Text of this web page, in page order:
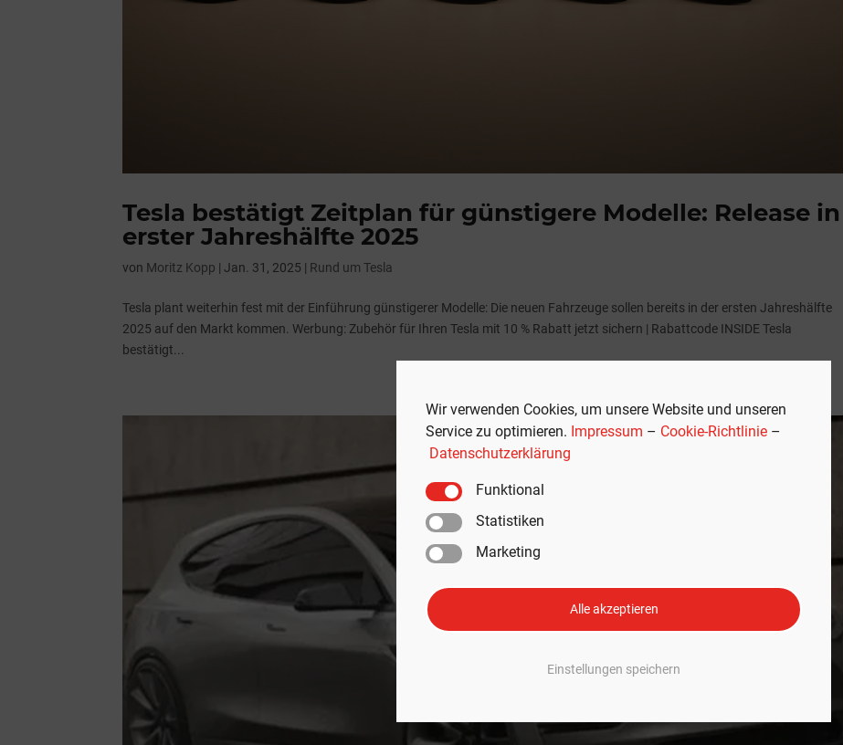
Wir verwenden Cookies, um unsere Website und unseren
Service zu optimieren. Impressum – Cookie-Richtlinie –
Datenschutzerklärung
Funktional
Statistiken
Marketing
Alle akzeptieren
Einstellungen speichern
Tesla bestätigt Zeitplan für günstigere Modelle: Release in
erster Jahreshälfte 2025
von Moritz Kopp |Jan. 31, 2025 | Rund um Tesla
Tesla plant weiterhin fest mit der Einführung günstigerer Modelle: Die neuen Fahrzeuge sollen bereits in der ersten Jahreshälfte
2025 auf den Markt kommen. Werbung: Zubehör für Ihren Tesla mit 10 % Rabatt jetzt sichern | Rabattcode INSIDE Tesla
bestätigt...